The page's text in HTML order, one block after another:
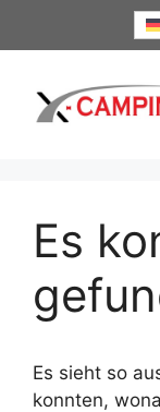
Es
Es sieht so
konnten,